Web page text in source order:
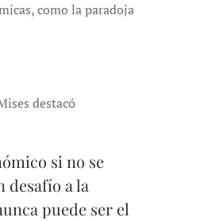
como la paradoja
destacó
si no se
desafío a la
puede ser el